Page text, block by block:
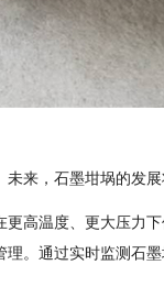
来，石墨坩埚的发
高温度、更大压力下
。通过实时监测石